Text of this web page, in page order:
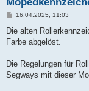
B
i
r
16.04.2025, 11:03
Die alten
Farbe abgelöst.
Die Regelungen für
Segways mit dieser